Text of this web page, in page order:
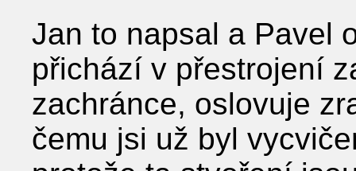
Jan to napsal a Pavel
přichází v přestrojení
zachránce, oslovuje
čemu jsi už byl